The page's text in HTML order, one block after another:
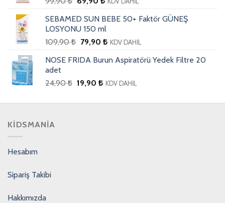
SEBAMED SUN BEBE 50+ Faktör GÜNEŞ
LOSYONU 150 ml
109,90₺ 79,90 ₺ KDV DAHİL
NOSE FRIDA Burun Aspiratörü Yedek Filtre 20
adet
24,90₺ 19,90 ₺ KDV DAHİL
KIDSMANIA
Hesabım
Sipariş Takibi
Hakkımızda